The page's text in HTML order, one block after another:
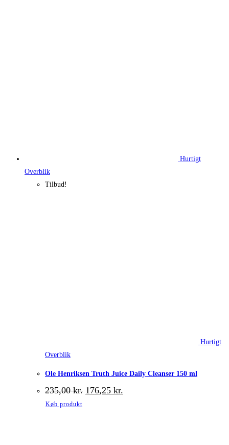
Hurtigt
Overblik
Tilbud!
Hurtigt
Overblik
Ole Henriksen Truth Juice Daily Cleanser 150 ml
235,00kr. Den
oprindelige
176,25 kr.
Køb produkt